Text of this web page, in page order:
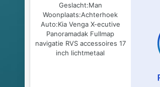
Geslacht:Man
Woonplaats:Achterhoek
Auto:Kia Venga X-ecutive
Panoramadak Fullmap
navigatie RVS accessoires 17
inch lichtmetaal